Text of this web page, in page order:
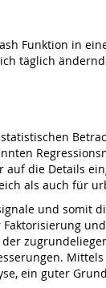
Funktion in
die Details
als auch für
und somit
ein guter